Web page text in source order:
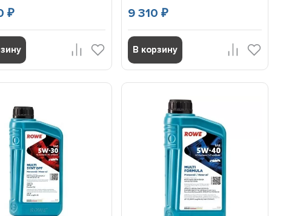
₽ 9 310 ₽
В корзину